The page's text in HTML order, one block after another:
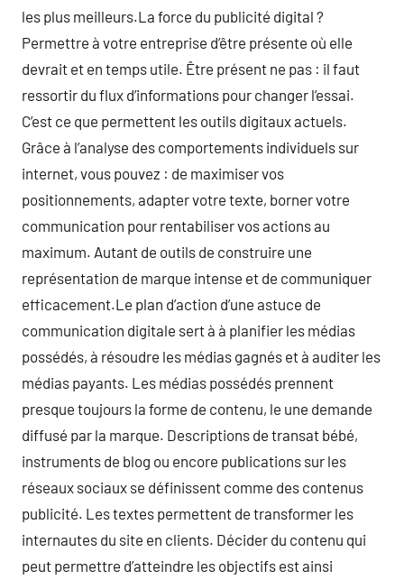
les plus meilleurs.La force du publicité digital ?
Permettre à votre entreprise d’être présente où elle
devrait et en temps utile. Être présent ne pas : il faut
ressortir du flux d’informations pour changer l’essai.
C’est ce que permettent les outils digitaux actuels.
Grâce à l’analyse des comportements individuels sur
internet, vous pouvez : de maximiser vos
positionnements, adapter votre texte, borner votre
communication pour rentabiliser vos actions au
maximum. Autant de outils de construire une
représentation de marque intense et de communiquer
efficacement.Le plan d’action d’une astuce de
communication digitale sert à à planifier les médias
possédés, à résoudre les médias gagnés et à auditer les
médias payants. Les médias possédés prennent
presque toujours la forme de contenu, le une demande
diffusé par la marque. Descriptions de transat bébé,
instruments de blog ou encore publications sur les
réseaux sociaux se définissent comme des contenus
publicité. Les textes permettent de transformer les
internautes du site en clients. Décider du contenu qui
peut permettre d’atteindre les objectifs est ainsi